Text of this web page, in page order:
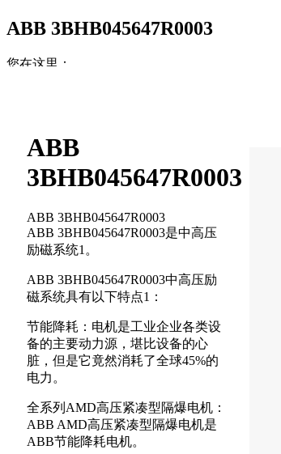
ABB 3BHB045647R0003
您在这里：
ABB
3BHB045647R0003
ABB 3BHB045647R0003
ABB 3BHB045647R0003是中高压
励磁系统1。
ABB 3BHB045647R0003中高压励
磁系统具有以下特点1：
节能降耗：电机是工业企业各类设
备的主要动力源，堪比设备的心
脏，但是它竟然消耗了全球45%的
电力。
全系列AMD高压紧凑型隔爆电机：
ABB AMD高压紧凑型隔爆电机是
ABB节能降耗电机。